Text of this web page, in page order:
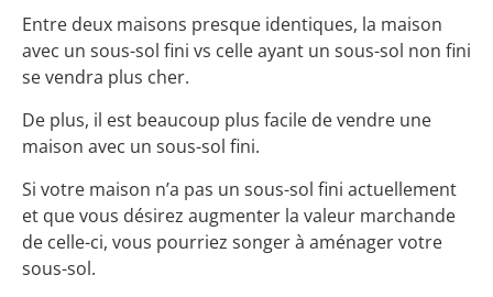
Entre deux maisons presque identiques, la maison
avec un sous-sol fini vs celle ayant un sous-sol non fini
se vendra plus cher.
De plus, il est beaucoup plus facile de vendre une
maison avec un sous-sol fini.
Si votre maison n’a pas un sous-sol fini actuellement
et que vous désirez augmenter la valeur marchande
de celle-ci, vous pourriez songer à aménager votre
sous-sol.